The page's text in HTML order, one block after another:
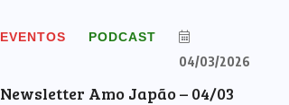
EVENTOS PODCAST
04/03/2026
Newsletter Amo Japão – 04/03